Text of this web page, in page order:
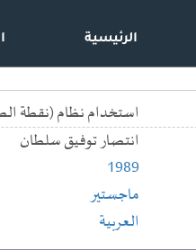
الرئيسية
استخدام نظام (نقطة
انتصار توفيق سلطان
1989
ماجستير
العربية